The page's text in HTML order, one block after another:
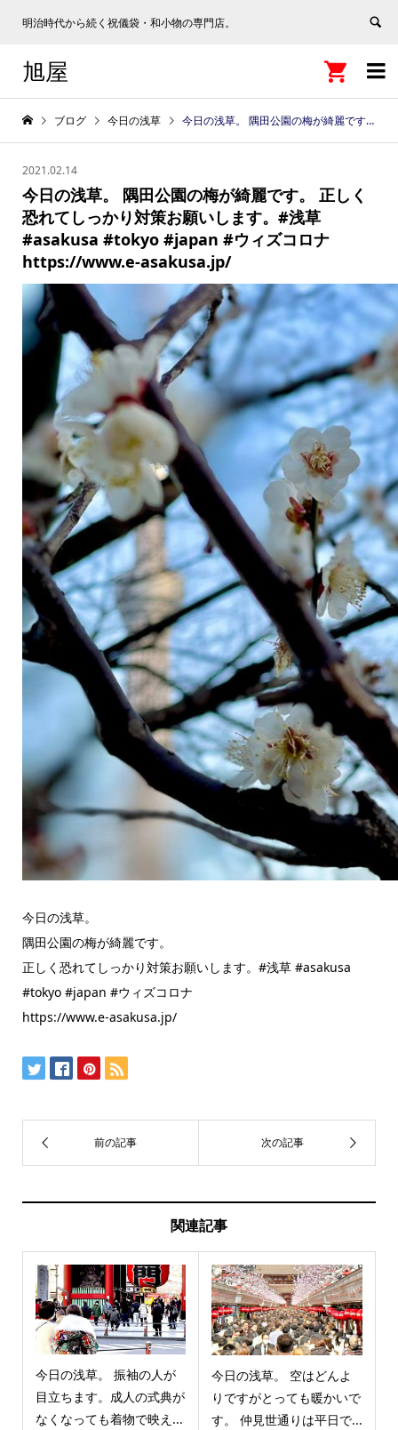
明治時代から続く祝儀袋・和小物の専門店。

旭屋 
ブログ 今日の浅草 今日の浅草。 隅田公園の梅が綺麗です。 正しく恐れてしっかり対策お願いします。#浅草 #asakusa #tokyo #japan #ウィズコロナ https://www.e-asakusa.jp/
2021.02.14
今日の浅草。 隅田公園の梅が綺麗です。 正しく
恐れてしっかり対策お願いします。#浅草
#asakusa #tokyo #japan #ウィズコロナ
https://www.e-asakusa.jp/
今日の浅草。
隅田公園の梅が綺麗です。
正しく恐れてしっかり対策お願いします。#浅草 #asakusa
#tokyo #japan #ウィズコロナ
https://www.e-asakusa.jp/
関連記事
今日の浅草。 振袖の人が
目立ちます。成人の式典が
なくなっても着物で映え...
今日の浅草。 空はどんよ
りですがとっても暖かいで
す。 仲見世通りは平日で...